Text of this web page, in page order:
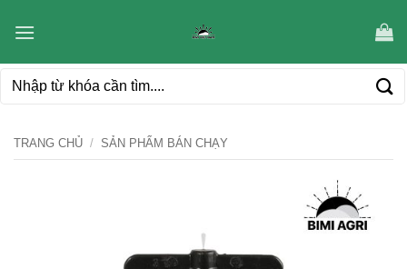
qua
dung
Tìm
TRANG CHỦ / SẢN PHẨM BÁN CHẠY